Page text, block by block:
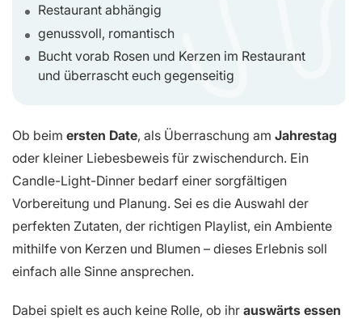
Restaurant abhängig
genussvoll, romantisch
Bucht vorab Rosen und Kerzen im Restaurant
und überrascht euch gegenseitig
Ob beim ersten Date, als Überraschung am Jahrestag
oder kleiner Liebesbeweis für zwischendurch. Ein
Candle-Light-Dinner bedarf einer sorgfältigen
Vorbereitung und Planung. Sei es die Auswahl der
perfekten Zutaten, der richtigen Playlist, ein Ambiente
mithilfe von Kerzen und Blumen – dieses Erlebnis soll
einfach alle Sinne ansprechen.
Dabei spielt es auch keine Rolle, ob ihr auswärts essen